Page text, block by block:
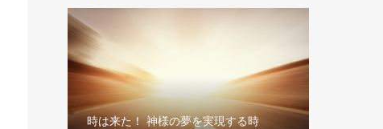
時は来た！ 神様の夢を実現する時